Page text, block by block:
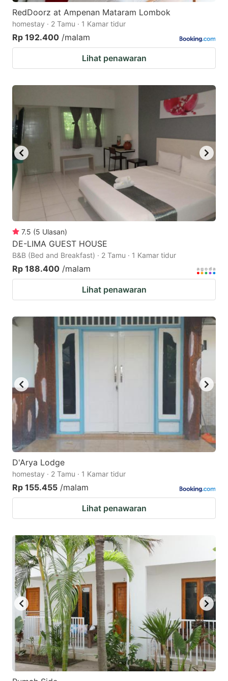
RedDoorz at Ampenan Mataram Lombok
homestay · 2 Tamu · 1 Kamar tidur
Rp 192.400 /malam
Lihat penawaran
7.5 (5 Ulasan)
DE-LIMA GUEST HOUSE
B&B (Bed and Breakfast) · 2 Tamu · 1 Kamar tidur
Rp 188.400 /malam
Lihat penawaran
D'Arya Lodge
homestay · 2 Tamu · 1 Kamar tidur
Rp 155.455 /malam
Lihat penawaran